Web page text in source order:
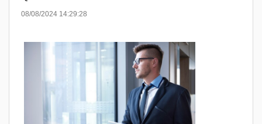
08/08/2024 14:29:28